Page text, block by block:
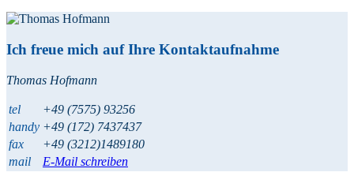
Ich freue mich auf Ihre Kontaktaufnahme
Thomas Hofmann
tel
+49 (7575) 93256
handy +49 (172) 7437437
fax
+49 (3212)1489180
mail
E-Mail schreiben